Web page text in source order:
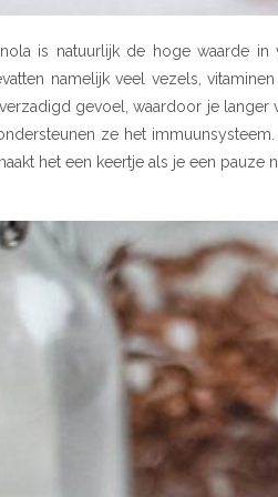
is natuurlijk de hoge waarde
namelijk veel vezels,
gevoel, waardoor je langer
ze het
het een keertje als je een pauze